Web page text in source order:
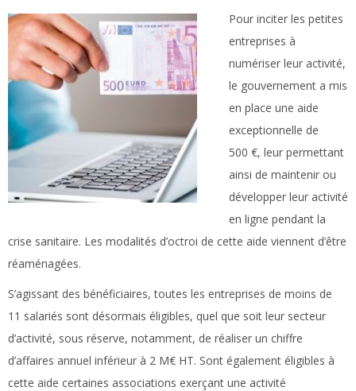
Pour inciter les petites
entreprises à
numériser leur activité,
le gouvernement a mis
en place une aide
exceptionnelle de
500 €, leur permettant
ainsi de maintenir ou
développer leur activité
en ligne pendant la
crise sanitaire. Les modalités d’octroi de cette aide viennent d’être
réaménagées.
S’agissant des bénéficiaires, toutes les entreprises de moins de
11 salariés sont désormais éligibles, quel que soit leur secteur
d’activité, sous réserve, notamment, de réaliser un chiffre
d’affaires annuel inférieur à 2 M€ HT. Sont également éligibles à
cette aide certaines associations exerçant une activité